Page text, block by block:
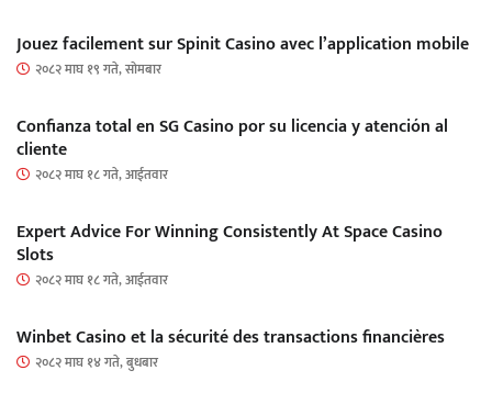
Jouez facilement sur Spinit Casino avec l’application mobile
२०८२ माघ १९ गते, सोमबार
Confianza total en SG Casino por su licencia y atención al
cliente
२०८२ माघ १८ गते, आईतवार
Expert Advice For Winning Consistently At Space Casino
Slots
२०८२ माघ १८ गते, आईतवार
Winbet Casino et la sécurité des transactions financières
२०८२ माघ १४ गते, बुधबार